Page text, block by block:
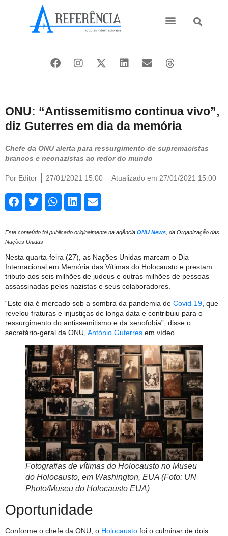
ONU: “Antissemitismo continua vivo”,
diz Guterres em dia da memória
Chefe da ONU alerta para ressurgimento de supremacistas
brancos e neonazistas ao redor do mundo
Por Editor 27/01/2021 15:00 Atualizado em 27/01/2021 15:00
Este conteúdo foi publicado originalmente na agência ONU News, da Organização das
Nações Unidas
Nesta quarta-feira (27), as Nações Unidas marcam o Dia
Internacional em Memória das Vítimas do Holocausto e prestam
tributo aos seis milhões de judeus e outras milhões de pessoas
assassinadas pelos nazistas e seus colaboradores.
“Este dia é mercado sob a sombra da pandemia de Covid-19 , que
revelou fraturas e injustiças de longa data e contribuiu para o
ressurgimento do antissemitismo e da xenofobia”, disse o
secretário-geral da ONU, António Guterres em vídeo.
Fotografias de vítimas do Holocausto no Museu
do Holocausto, em Washington, EUA (Foto: UN
Photo/Museu do Holocausto EUA)
Oportunidade
Conforme o chefe da ONU, o Holocausto foi o culminar de dois